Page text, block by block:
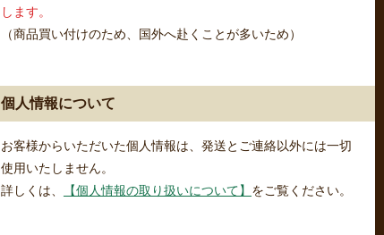
します。
（商品買い付けのため、国外へ赴くことが多いため）
個人情報について
お客様からいただいた個人情報は、発送とご連絡以外には一切
使用いたしません。
詳しくは、
【個人情報の取り扱いについて】 をご覧ください。